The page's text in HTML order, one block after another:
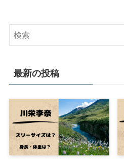
最新の投稿